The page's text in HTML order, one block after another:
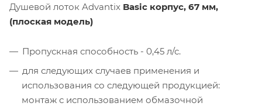
Душевой лоток Advantix Basic корпус, 67 мм,
(плоская модель)
Пропускная способность - 0,45 л/с.
для следующих случаев применения и
использования со следующей продукцией:
монтаж с использованием обмазочной